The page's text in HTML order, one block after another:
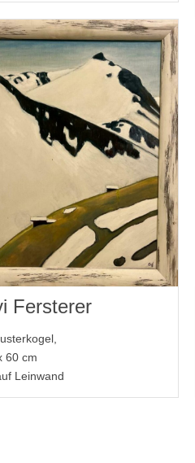
Fersterer
60 cm
Leinwand